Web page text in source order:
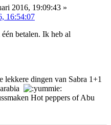
2016, 19:09:43 »
16:54:07
betalen. Ik heb al
dingen van Sabra 1+1
Hot peppers of Abu